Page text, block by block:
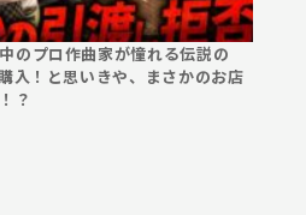
のプロ作曲家が憧れる伝説の
入！と思いきや、まさかのお店
？